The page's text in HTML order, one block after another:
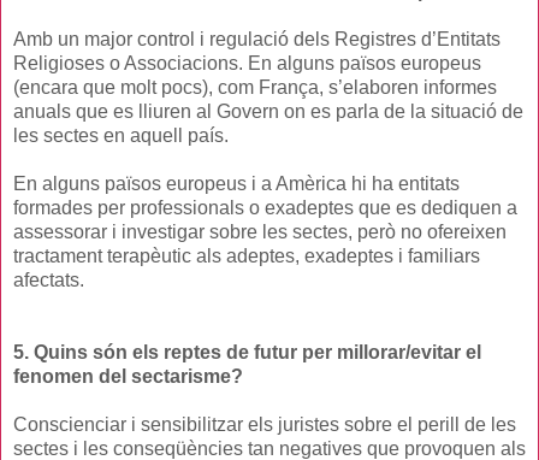
Amb un major control i regulació dels Registres d’Entitats
Religioses o Associacions. En alguns països europeus
(encara que molt pocs), com França, s’elaboren informes
anuals que es lliuren al Govern on es parla de la situació de
les sectes en aquell país.
En alguns països europeus i a Amèrica hi ha entitats
formades per professionals o exadeptes que es dediquen a
assessorar i investigar sobre les sectes, però no ofereixen
tractament terapèutic als adeptes, exadeptes i familiars
afectats.
5. Quins són els reptes de futur per millorar/evitar el
fenomen del sectarisme?
Conscienciar i sensibilitzar els juristes sobre el perill de les
sectes i les conseqüències tan negatives que provoquen als